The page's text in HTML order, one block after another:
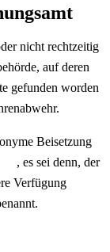
nicht rechtzeitig
auf deren
gefunden worden
Beisetzung
, es sei denn, der
Verfügung